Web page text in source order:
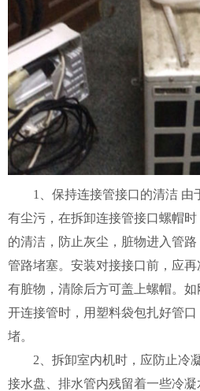
1、保持连接管接口的清洁 由
有尘污，在拆卸连接管接口螺帽
的清洁，防止灰尘，脏物进入管
管路堵塞。安装对接接口前，应
有脏物，清除后方可盖上螺帽。
开连接管时，用塑料袋包扎好管
堵。
2、拆卸室内机时，应防止冷
接水盘、排水管内残留着一些冷